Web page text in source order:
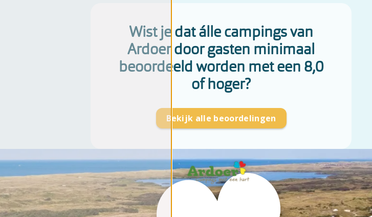
Wist je dat álle campings van
Ardoer door gasten minimaal
beoordeeld worden met een 8,0
of hoger?
Bekijk alle beoordelingen